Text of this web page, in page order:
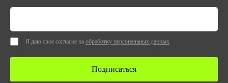
Я даю свое согласие на обработку персональных данных
Подписаться